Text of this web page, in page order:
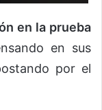
en la prueba
en sus
por el